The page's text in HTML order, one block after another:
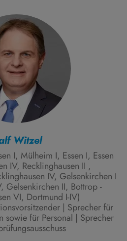
Witzel
I, Mülheim I, Essen I, Essen
IV, Recklinghausen II ,
IV, Gelsenkirchen I
Gelsenkirchen II, Bottrop -
VI, Dortmund I-IV)
| Sprecher für
sowie für Personal | Sprecher